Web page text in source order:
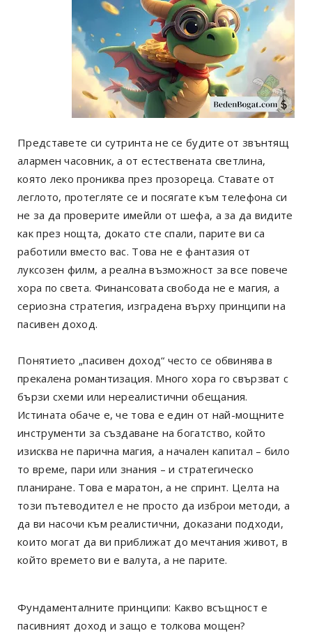
Представете си сутринта не се будите от звънтящ
алармен часовник, а от естествената светлина,
която леко прониква през прозореца. Ставате от
леглото, протегляте се и посягате към телефона си
не за да проверите имейли от шефа, а за да видите
как през нощта, докато сте спали, парите ви са
работили вместо вас. Това не е фантазия от
луксозен филм, а реална възможност за все повече
хора по света. Финансовата свобода не е магия, а
сериозна стратегия, изградена върху принципи на
пасивен доход.
Понятието „пасивен доход“ често се обвинява в
прекалена романтизация. Много хора го свързват с
бързи схеми или нереалистични обещания.
Истината обаче е, че това е един от най-мощните
инструменти за създаване на богатство, който
изисква не парична магия, а начален капитал – било
то време, пари или знания – и стратегическо
планиране. Това е маратон, а не спринт. Целта на
този пътеводител е не просто да изброи методи, а
да ви насочи към реалистични, доказани подходи,
които могат да ви приближат до мечтания живот, в
който времето ви е валута, а не парите.
Фундаменталните принципи: Какво всъщност е
пасивният доход и защо е толкова мощен?